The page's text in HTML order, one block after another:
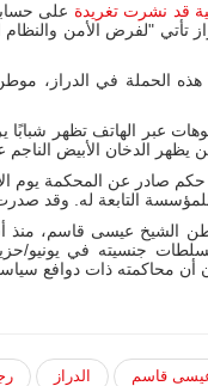
قد نشرت تغريدة على
تأتي "لفرض الأمن
الحملة في الدراز،
عبر الهاتف تظهر
الدخان الأبيض الناجم
حكم صادر عن المحكمة يوم
التابعة له. وقد
الشيخ عيسى قاسم، منذ
جنسيته في يونيو/
أن محاكمته ذات دوافع
قاسم الدراز